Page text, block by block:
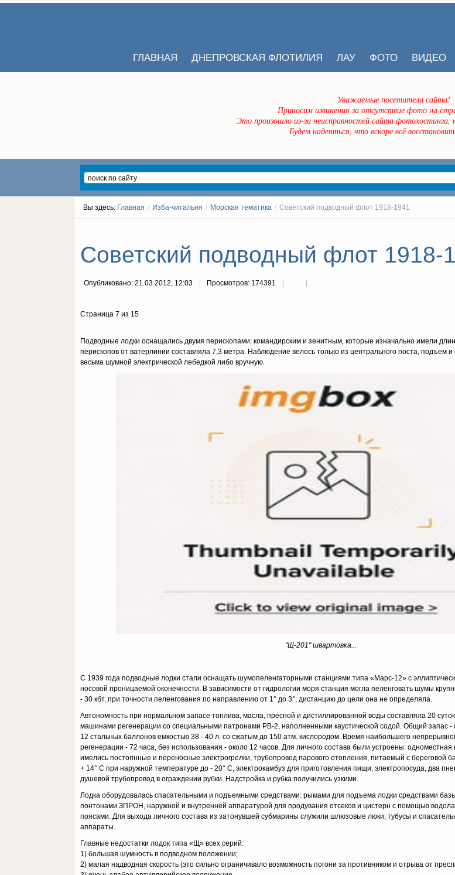
ГЛАВНАЯ ДНЕПРОВСКАЯ ФЛОТИЛИЯ ЛАУ ФОТО ВИДЕО
Уважаемые посетители сайта!
Приносим извинения за отсутствие фото на
Это произошло из-за неисправностей сайта
Будем надеяться, что вскоре всё
Вы здесь: Главная / Изба-читальня / Морская тематика / Советский подводный флот 1918-1941
Советский подводный флот 1918-
Опубликовано: 21.03.2012, 12:03 Просмотров: 174391
Страница 7 из 15
Подводные лодки оснащались двумя перископами: командирским и зенитным, которые изначально имели
перископов от ватерлинии составляла 7,3 метра. Наблюдение велось только из центрального поста, подъем
весьма шумной электрической лебедкой либо вручную.
"Щ-201" швартовка...
С 1939 года подводные лодки стали оснащать шумопеленгаторными станциями типа «Марс-12» с
носовой проницаемой оконечности. В зависимости от гидрологии моря станция могла пеленговать шумы
- 30 кбт, при точности пеленгования по направлению от 1° до 3°; дистанцию до цели она не определяла.
Автономность при нормальном запасе топлива, масла, пресной и дистиллированной воды составляла 20
машинами регенерации со специальными патронами РВ-2, наполненными каустической содой. Общий запас
12 стальных баллонов емкостью 38 - 40 л. со сжатым до 150 атм. кислородом. Время наибольшего
регенерации - 72 часа, без использования - около 12 часов. Для личного состава были устроены:
имелись постоянные и переносные электрогрелки, трубопровод парового отопления, питаемый с
+ 14° С при наружной температуре до - 20° С, электрокамбуз для приготовления пищи, электропосуда, два
душевой трубопровод в ограждении рубки. Надстройка и рубка получились узкими.
Лодка оборудовалась спасательными и подъемными средствами: рымами для подъема лодки средствами
понтонами ЗПРОН, наружной и внутренней аппаратурой для продувания отсеков и цистерн с помощью
поясами. Для выхода личного состава из затонувшей субмарины служили шлюзовые люки, тубусы и
аппараты.
Главные недостатки лодок типа «Щ» всех серий:
1) большая шумность в подводном положении;
2) малая надводная скорость (это сильно ограничивало возможность погони за противником и отрыва от